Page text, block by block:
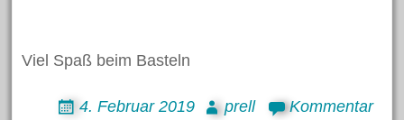
Viel Spaß beim Basteln
4. Februar 2019 prell Kommentar